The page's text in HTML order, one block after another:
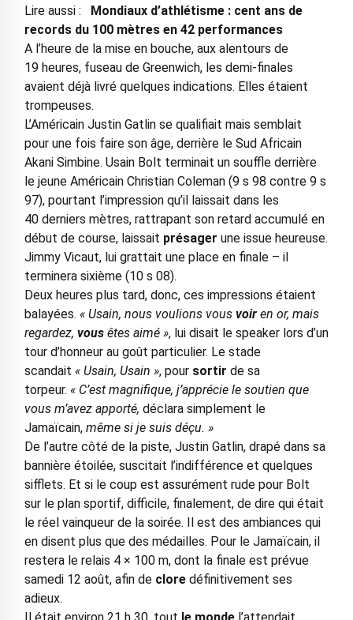
Lire aussi : Mondiaux d’athlétisme : cent ans de
records du 100 mètres en 42 performances
A l’heure de la mise en bouche, aux alentours de
19 heures, fuseau de Greenwich, les demi-finales
avaient déjà livré quelques indications. Elles étaient
trompeuses.
L’Américain Justin Gatlin se qualifiait mais semblait
pour une fois faire son âge, derrière le Sud Africain
Akani Simbine. Usain Bolt terminait un souffle derrière
le jeune Américain Christian Coleman (9 s 98 contre 9 s
97), pourtant l’impression qu’il laissait dans les
40 derniers mètres, rattrapant son retard accumulé en
début de course, laissait présager une issue heureuse.
Jimmy Vicaut, lui grattait une place en finale – il
terminera sixième (10 s 08).
Deux heures plus tard, donc, ces impressions étaient
balayées. « Usain, nous voulions vous voiren or, mais
regardez, vousêtes aimé », lui disait le speaker lors d’un
tour d’honneur au goût particulier. Le stade
scandait « Usain, Usain », pour sortir de sa
torpeur. « C’est magnifique, j’apprécie le soutien que
vous m’avez apporté, déclara simplement le
Jamaïcain,même si je suis déçu. »
De l’autre côté de la piste, Justin Gatlin, drapé dans sa
bannière étoilée, suscitait l’indifférence et quelques
sifflets. Et si le coup est assurément rude pour Bolt
sur le plan sportif, difficile, finalement, de dire qui était
le réel vainqueur de la soirée. Il est des ambiances qui
en disent plus que des médailles. Pour le Jamaïcain, il
restera le relais 4 × 100 m, dont la finale est prévue
samedi 12 août, afin de cloredéfinitivement ses
adieux.